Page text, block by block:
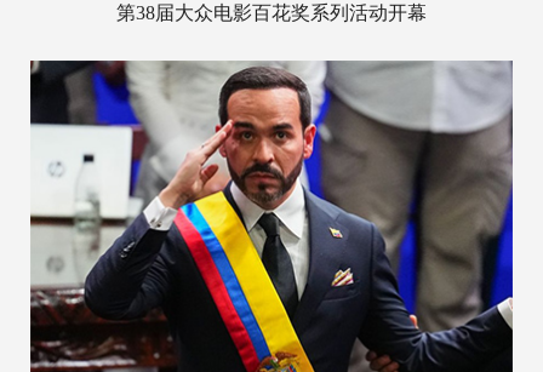
第38届大众电影百花奖系列活动开幕